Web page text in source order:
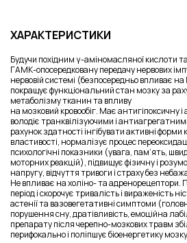
ХАРАКТЕРИСТИКИ
Будучи похідним γ-аміномасляної кислоти
ГАМК-опосередковану передачу нервових
нервовій системі (безпосередньо впливає
покращує функціональний стан мозку за
метаболізму тканин та впливу
на мозковий кровообіг. Має антигіпоксичну
володіє транквілізуючими і
рахунок здатності інгібувати активні
властивості, нормалізує процес
психологічні показники (увага, пам’ять,
моторних реакцій), підвищує фізичну і
напругу, відчуття тривоги і страху без
Не впливає на холіно- та
період і скорочує тривалість і вираженість
астенії та вазовегетативні симптоми
порушення сну, дратівливість, емоційна
препарату після черепно-мозкових травм
перифокально і поліпшує біоенергетику